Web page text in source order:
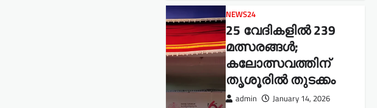
NEWS24
25 വേദികളിൽ 239
മത്സരങ്ങൾ;
കലോത്സവത്തിന്
തൃശൂരിൽ തുടക്കം
admin January 14, 2026